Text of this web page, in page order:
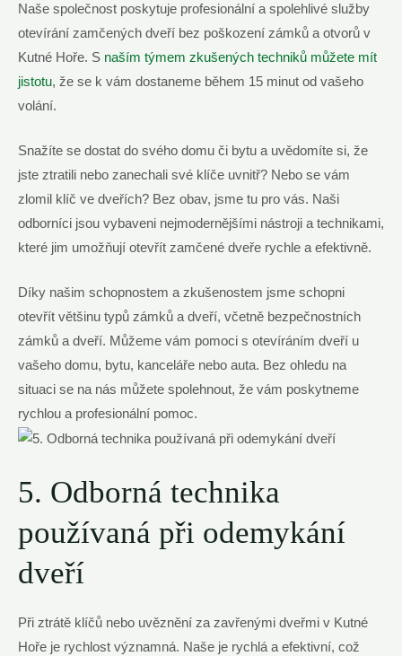
Naše společnost poskytuje profesionální a spolehlivé služby
otevírání zamčených dveří bez poškození zámků a otvorů v
Kutné Hoře. S naším týmem zkušených techniků můžete mít
jistotu, že se k vám dostaneme během 15 minut od vašeho
volání.
Snažíte se dostat do svého domu či bytu a uvědomíte si, že
jste ztratili nebo zanechali své klíče uvnitř? Nebo se vám
zlomil klíč ve dveřích? Bez obav, jsme tu pro vás. Naši
odborníci jsou vybaveni nejmodernějšími nástroji a technikami,
které jim umožňují otevřít zamčené dveře rychle a efektivně.
Díky našim schopnostem a zkušenostem jsme schopni
otevřít většinu typů zámků a dveří, včetně bezpečnostních
zámků a dveří. Můžeme vám pomoci s otevíráním dveří u
vašeho domu, bytu, kanceláře nebo auta. Bez ohledu na
situaci se na nás můžete spolehnout, že vám poskytneme
rychlou a profesionální pomoc.
5. Odborná technika
používaná při odemykání
dveří
Při ztrátě klíčů nebo uvěznění za zavřenými dveřmi v Kutné
Hoře je rychlost významná. Naše je rychlá a efektivní, což